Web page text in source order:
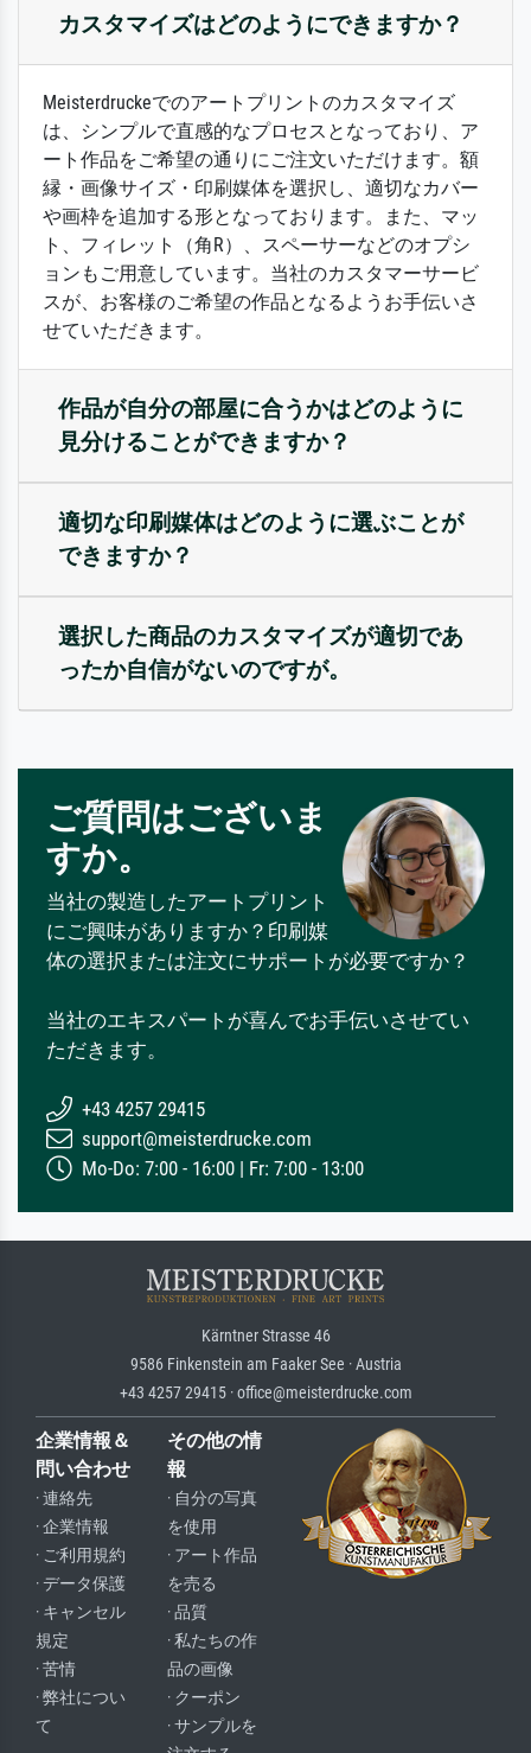
カスタマイズはどのようにできますか？
Meisterdruckeでのアートプリントのカスタマイズ
は、シンプルで直感的なプロセスとなっており、ア
ート作品をご希望の通りにご注文いただけます。額
縁・画像サイズ・印刷媒体を選択し、適切なカバー
や画枠を追加する形となっております。また、マッ
ト、フィレット（角R）、スペーサーなどのオプシ
ョンもご用意しています。当社のカスタマーサービ
スが、お客様のご希望の作品となるようお手伝いさ
せていただきます。
作品が自分の部屋に合うかはどのように
見分けることができますか？
適切な印刷媒体はどのように選ぶことが
できますか？
選択した商品のカスタマイズが適切であ
ったか自信がないのですが。
ご質問はございま
すか。
当社の製造したアートプリント
にご興味がありますか？印刷媒
体の選択または注文にサポートが必要ですか？
当社のエキスパートが喜んでお手伝いさせてい
ただきます。
+43 4257 29415
support@meisterdrucke.com
Mo-Do: 7:00 - 16:00 | Fr: 7:00 - 13:00
Kärntner Strasse 46
9586 Finkenstein am Faaker See · Austria
+43 4257 29415 · office@meisterdrucke.com
企業情報＆
問い合わせ
· 連絡先
· 企業情報
· ご利用規約
· データ保護
· キャンセル
規定
· 苦情
· 弊社につい
て
その他の情
報
· 自分の写真
を使用
· アート作品
を売る
· 品質
· 私たちの作
品の画像
· クーポン
· サンプルを